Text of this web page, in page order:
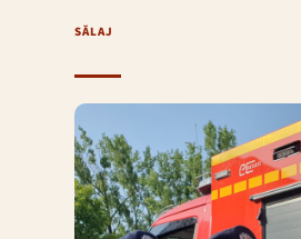
SĂLAJ